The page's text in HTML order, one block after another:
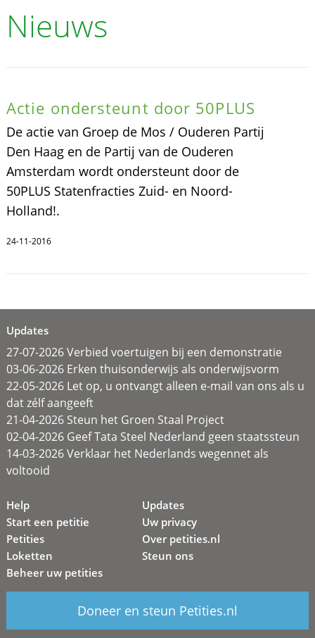
Nieuws
Actie ondersteunt door 50PLUS
De actie van Groep de Mos / Ouderen Partij
Den Haag en de Partij van de Ouderen
Amsterdam wordt ondersteunt door de
50PLUS Statenfracties Zuid- en Noord-
Holland!.
24-11-2016
Updates
27-07-2026 Verbied voertuigen bij een demonstratie
03-06-2026 Erken thuisonderwijs als onderwijsvorm
22-05-2026 Let op, u ontvangt alleen e-mail van ons als u
dat zélf aangeeft
21-04-2026 Steun het Groen Staal Project
02-04-2026 Geef Tata Steel Nederland geen staatssteun
14-03-2026 Verklaar het Nederlands wegennet als
voltooid
Help
Start een petitie
Petities
Loketten
Beheer uw petities
Updates
Uw privacy
Over petities.nl
Steun ons
Doneer en steun Petities.nl